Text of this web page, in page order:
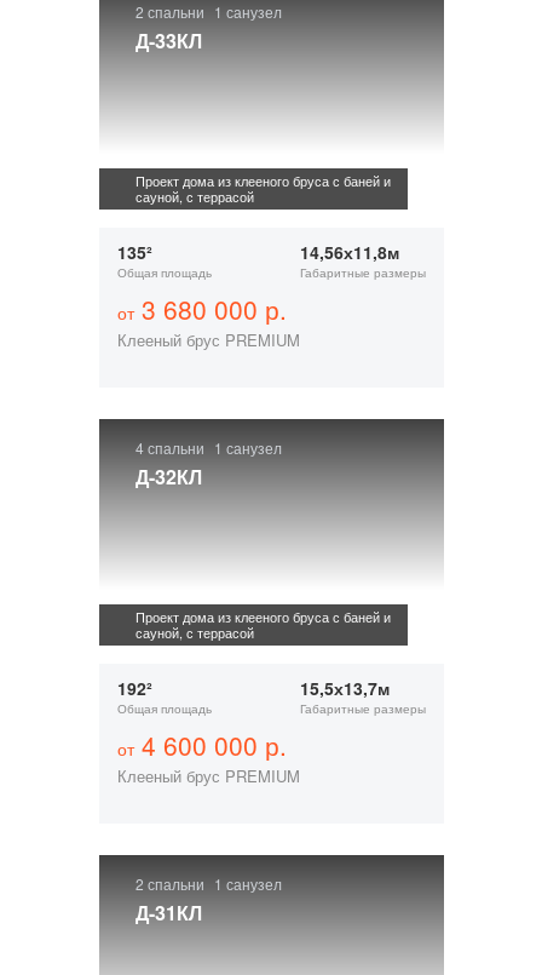
2 спальни 1 санузел
Д-33КЛ
Проект дома из клееного бруса с баней и
сауной, с террасой
135²
Общая площадь
14,56х11,8м
Габаритные размеры
от3 680 000 р.
Клееный брус PREMIUM
4 спальни 1 санузел
Д-32КЛ
Проект дома из клееного бруса с баней и
сауной, с террасой
192²
Общая площадь
15,5х13,7м
Габаритные размеры
от4 600 000 р.
Клееный брус PREMIUM
2 спальни 1 санузел
Д-31КЛ